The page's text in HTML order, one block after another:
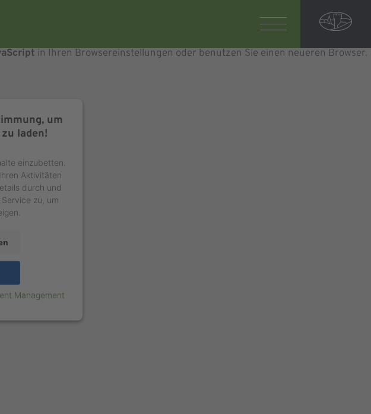
in Ihren Browsereinstellungen oder benutzen Sie einen neueren Browser.
um
laden!
einzubetten.
Aktivitäten
durch und
zu, um
Management